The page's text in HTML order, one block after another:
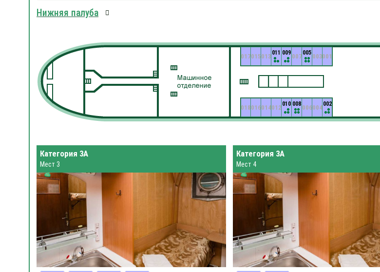
Нижняя палуба
001
002
003
004
005
006
007
008
009
010
011
012
013
014
015
016
017
018
Категория 3А
Мест 3
Категория 3А
Мест 4